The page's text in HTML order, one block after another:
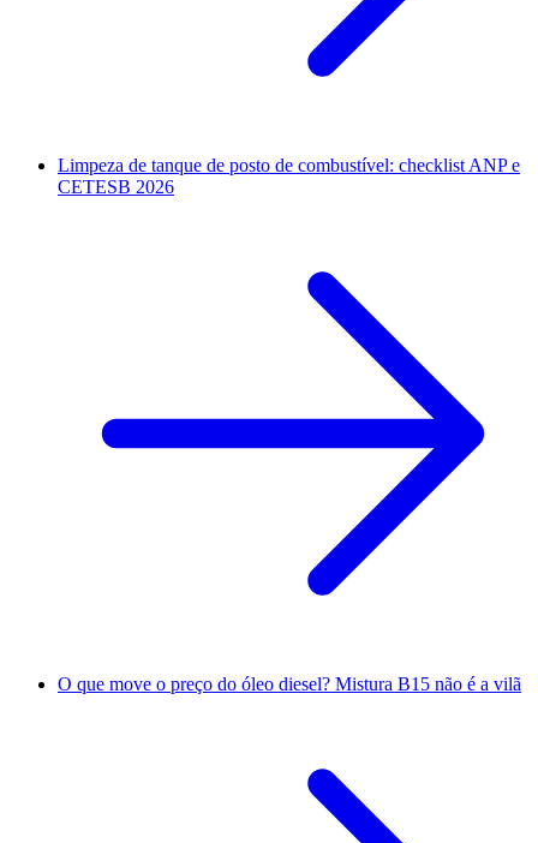
Limpeza de tanque de posto de combustível: checklist ANP e
CETESB 2026
O que move o preço do óleo diesel? Mistura B15 não é a vilã